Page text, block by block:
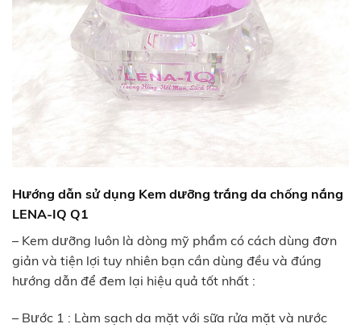
Hướng dẫn sử dụng Kem dưỡng trắng da chống nắng
LENA-IQ Q1
– Kem dưỡng luôn là dòng mỹ phẩm có cách dùng đơn
giản và tiện lợi tuy nhiên bạn cần dùng đều và đúng
hướng dẫn để đem lại hiệu quả tốt nhất :
– Bước 1 : Làm sạch da mặt với sữa rửa mặt và nước